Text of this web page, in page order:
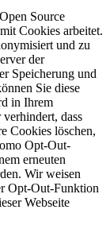
Source
Cookies arbeitet.
und zu
der
Speicherung und
Sie diese
in Ihrem
dass
Cookies löschen,
Opt-Out-
erneuten
Wir weisen
Opt-Out-Funktion
Webseite